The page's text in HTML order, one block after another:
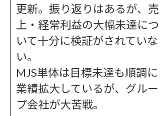
更新。振り返りはあるが、売
上・経常利益の大幅未達につ
いて十分に検証がされていな
い。
MJS単体は目標未達も順調に
業績拡大しているが、グルー
プ会社が大苦戦。